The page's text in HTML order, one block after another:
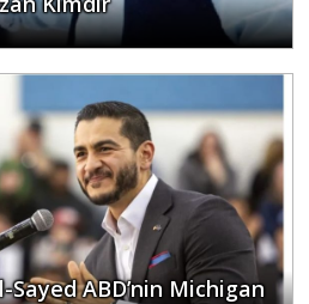
Sayed ABD’nin Michigan